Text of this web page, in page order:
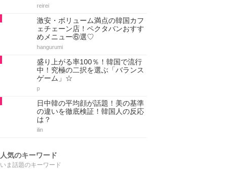
reirei
激安・ボリューム満点の韓国カフ
ェチェーン店！ペクタバンおすす
めメニュー⑥選♡
hangurumi
盛り上がる率100％！韓国で流行
中！究極の二択を選ぶ「バランス
ゲーム」☆
p
日中韓の平均顔が話題！美の基準
の違いを徹底検証！韓国人の反応
は？
ilin
人気のキーワード
いま話題のキーワード